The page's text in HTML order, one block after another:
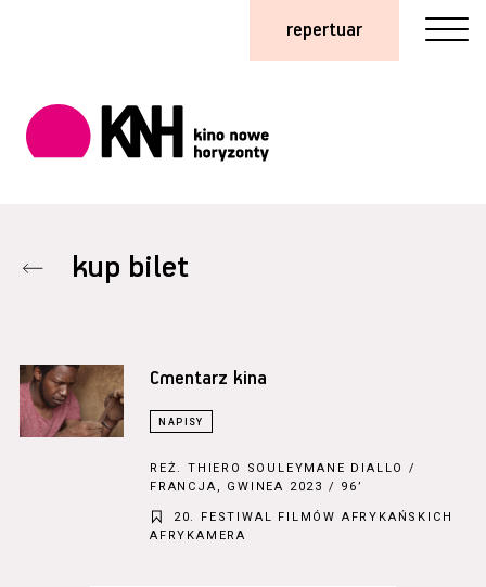
repertuar
kup bilet
Cmentarz kina
REŻ. THIERO SOULEYMANE DIALLO
/
FRANCJA, GWINEA 2023 / 96’
20. FESTIWAL FILMÓW AFRYKAŃSKICH
AFRYKAMERA